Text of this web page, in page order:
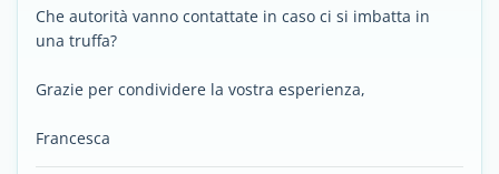
Che autorità vanno contattate in caso ci si imbatta in
una truffa?
Grazie per condividere la vostra esperienza,
Francesca